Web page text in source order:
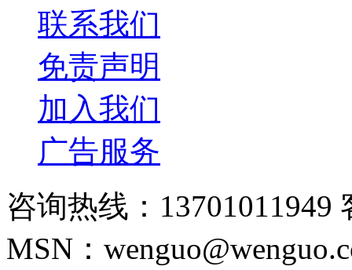
联系我们
免责声明
加入我们
广告服务
咨询热线：13701011949
MSN：